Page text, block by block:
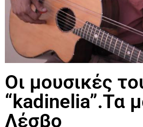
Οι μουσικές
“kadinelia”.Τα
Λέσβο